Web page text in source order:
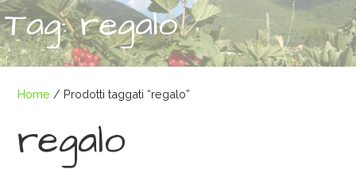
Tag: regalo
Home / Prodotti taggati “regalo”
regalo